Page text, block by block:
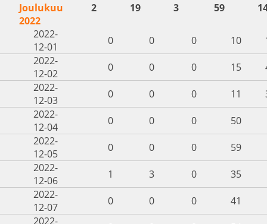
Joulukuu
2022
2 19 3 59
2022-
12-01
0 0 0 10
2022-
12-02
0 0 0 15
2022-
12-03
0 0 0 11
2022-
12-04
0 0 0
50
2022-
12-05
0 0 0
59
2022-
12-06
1 3 0
35
2022-
12-07
0 0 0
41
2022-